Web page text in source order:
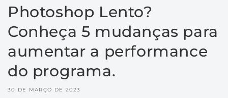
Photoshop Lento?
Conheça 5 mudanças para
aumentar a performance
do programa.
30 DE MARÇO DE 2023